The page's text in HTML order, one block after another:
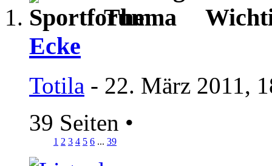
Ecke
Totila - 22. März 2011,
39 Seiten •
1 2 3 4 5 6 ... 39